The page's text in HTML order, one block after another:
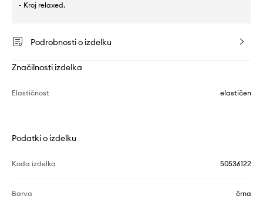
- Kroj relaxed.
Podrobnosti o izdelku
Značilnosti izdelka
Elastičnost elastičen
Podatki o izdelku
Koda izdelka 50536122
Barva črna